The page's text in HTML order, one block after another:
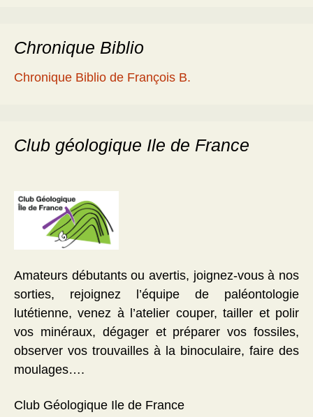
Chronique Biblio
Chronique Biblio de François B.
Club géologique Ile de France
Amateurs débutants ou avertis, joignez-vous à nos
sorties, rejoignez l’équipe de paléontologie
lutétienne, venez à l’atelier couper, tailler et polir
vos minéraux, dégager et préparer vos fossiles,
observer vos trouvailles à la binoculaire, faire des
moulages….
Club Géologique Ile de France